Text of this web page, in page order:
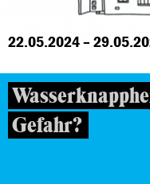
22.05.2024 –
Gefahr?